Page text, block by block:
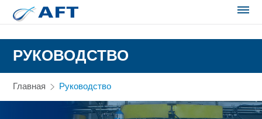
РУКОВОДСТВО
Главная Руководство